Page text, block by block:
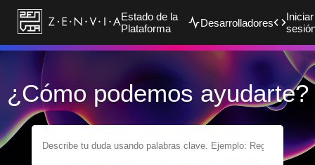
Estado de la
Plataforma
Desarrolladores
Iniciar
¿Cómo podemos ayudarte?